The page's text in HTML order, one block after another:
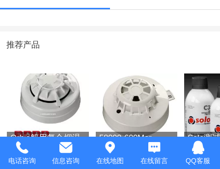
推荐产品
Orbis船用复合烟温
探测器
58000-600Mar
Discovery Marine
Optical Smoke
Solo测
电话咨询 信息咨询 在线地图 在线留言 QQ客服